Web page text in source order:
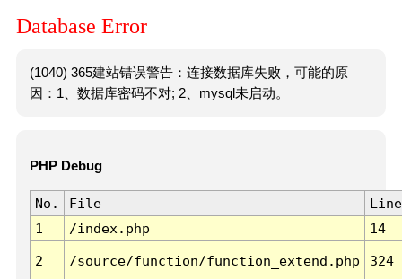
Database Error
(1040) 365建站错误警告：连接数据库失败，可能的原
因：1、数据库密码不对; 2、mysql未启动。
PHP Debug
No. File
Line
1
/index.php 14
2 /source/function/function_extend.php 324